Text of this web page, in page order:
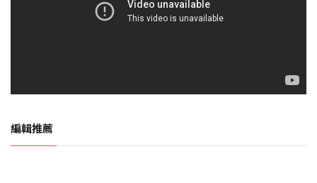
編輯推薦